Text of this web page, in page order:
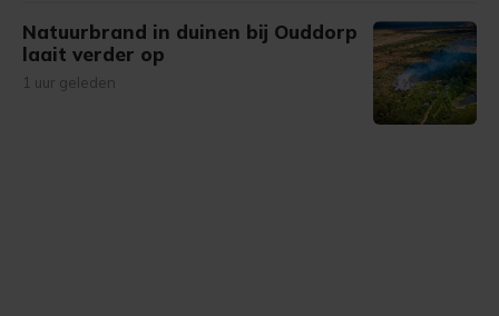
Natuurbrand in duinen bij Ouddorp
laait verder op
1 uur geleden